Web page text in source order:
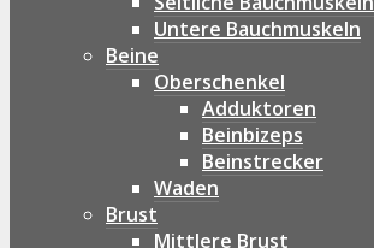
Untere Bauchmuskeln
Beine
Oberschenkel
Adduktoren
Beinbizeps
Beinstrecker
Waden
Brust
Mittlere Brust